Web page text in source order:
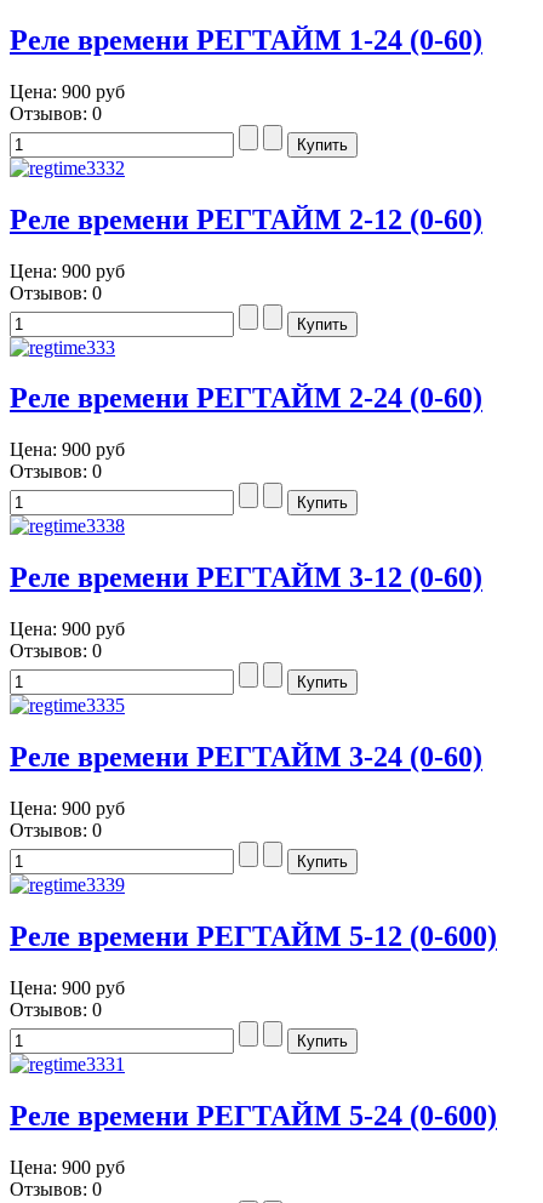
Реле времени РЕГТАЙМ 1-24 (0-60)
Цена: 900 руб
Отзывов: 0
Реле времени РЕГТАЙМ 2-12 (0-60)
Цена: 900 руб
Отзывов: 0
Реле времени РЕГТАЙМ 2-24 (0-60)
Цена: 900 руб
Отзывов: 0
Реле времени РЕГТАЙМ 3-12 (0-60)
Цена: 900 руб
Отзывов: 0
Реле времени РЕГТАЙМ 3-24 (0-60)
Цена: 900 руб
Отзывов: 0
Реле времени РЕГТАЙМ 5-12 (0-600)
Цена: 900 руб
Отзывов: 0
Реле времени РЕГТАЙМ 5-24 (0-600)
Цена: 900 руб
Отзывов: 0